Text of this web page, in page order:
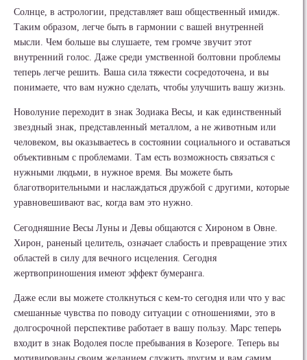
Солнце, в астрологии, представляет ваш общественный имидж.
Таким образом, легче быть в гармонии с вашей внутренней
мысли. Чем больше вы слушаете, тем громче звучит этот
внутренний голос. Даже среди умственной болтовни проблемы
теперь легче решить. Ваша сила тяжести сосредоточена, и вы
понимаете, что вам нужно сделать, чтобы улучшить вашу жизнь.
Новолуние переходит в знак Зодиака Весы, и как единственный
звездный знак, представленный металлом, а не животным или
человеком, вы оказываетесь в состоянии социального и оставаться
объективным с проблемами. Там есть возможность связаться с
нужными людьми, в нужное время. Вы можете быть
благотворительными и наслаждаться дружбой с другими, которые
уравновешивают вас, когда вам это нужно.
Сегодняшние Весы Луны и Девы общаются с Хироном в Овне.
Хирон, раненый целитель, означает слабость и превращение этих
областей в силу для вечного исцеления. Сегодня
жертвоприношения имеют эффект бумеранга.
Даже если вы можете столкнуться с кем-то сегодня или что у вас
смешанные чувства по поводу ситуации с отношениями, это в
долгосрочной перспективе работает в вашу пользу. Марс теперь
входит в знак Водолея после пребывания в Козероге. Теперь вы